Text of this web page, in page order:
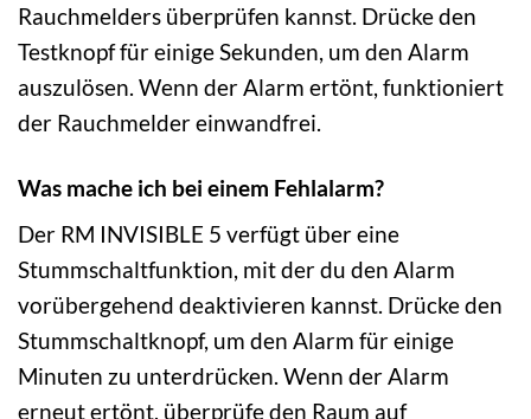
Rauchmelders überprüfen kannst. Drücke den
Testknopf für einige Sekunden, um den Alarm
auszulösen. Wenn der Alarm ertönt, funktioniert
der Rauchmelder einwandfrei.
Was mache ich bei einem Fehlalarm?
Der RM INVISIBLE 5 verfügt über eine
Stummschaltfunktion, mit der du den Alarm
vorübergehend deaktivieren kannst. Drücke den
Stummschaltknopf, um den Alarm für einige
Minuten zu unterdrücken. Wenn der Alarm
erneut ertönt, überprüfe den Raum auf